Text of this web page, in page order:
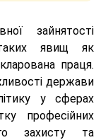
зайнятості
явищ як
праця.
держави
у сферах
професійних
захисту та